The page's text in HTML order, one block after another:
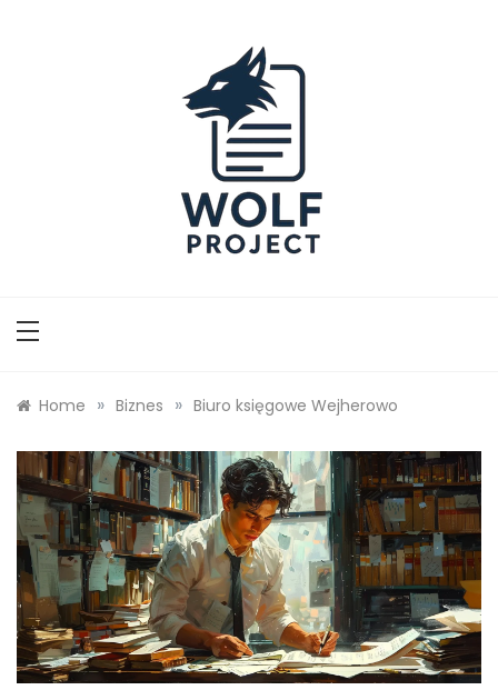
Home » Biznes » Biuro księgowe Wejherowo